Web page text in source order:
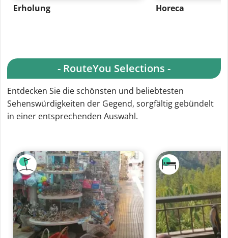
Erholung Horeca
- RouteYou Selections -
Entdecken Sie die schönsten und beliebtesten
Sehenswürdigkeiten der Gegend, sorgfältig gebündelt
in einer entsprechenden Auswahl.